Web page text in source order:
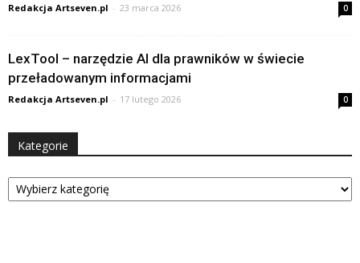
Redakcja Artseven.pl - 23 marca 2026 0
LexTool – narzędzie AI dla prawników w świecie
przeładowanym informacjami
Redakcja Artseven.pl - 17 lutego 2026 0
Kategorie
Kategorie